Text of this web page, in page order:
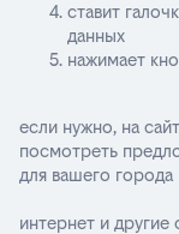
ставит
данных
нажимает
если нужно, на
посмотреть
для вашего города
интернет и